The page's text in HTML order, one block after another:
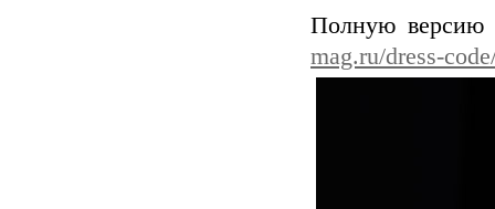
Полную версию
mag.ru/dress-